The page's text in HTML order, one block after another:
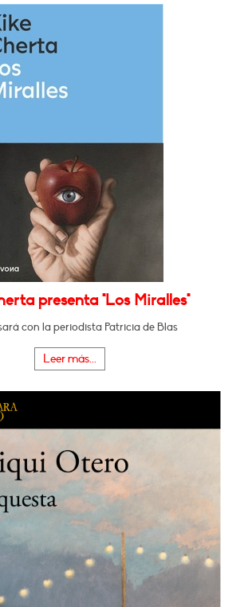
presenta "Los Miralles"
con la periodista Patricia de Blas
Leer más...